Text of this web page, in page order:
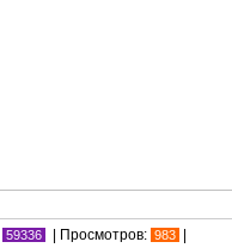
59336 | Просмотров: 983 |